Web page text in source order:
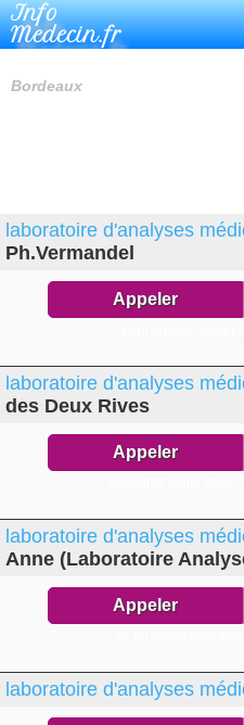
Info
Medecin.fr
Bordeaux
laboratoire d'analyses
Ph.Vermandel
Appeler
laboratoire d'analyses
des Deux Rives
Appeler
laboratoire d'analyses
Anne (Laboratoire
Appeler
laboratoire d'analyses